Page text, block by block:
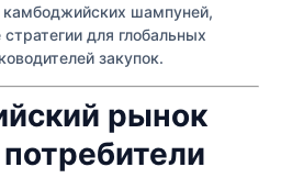
шампуней,
для глобальных
закупок.
рынок